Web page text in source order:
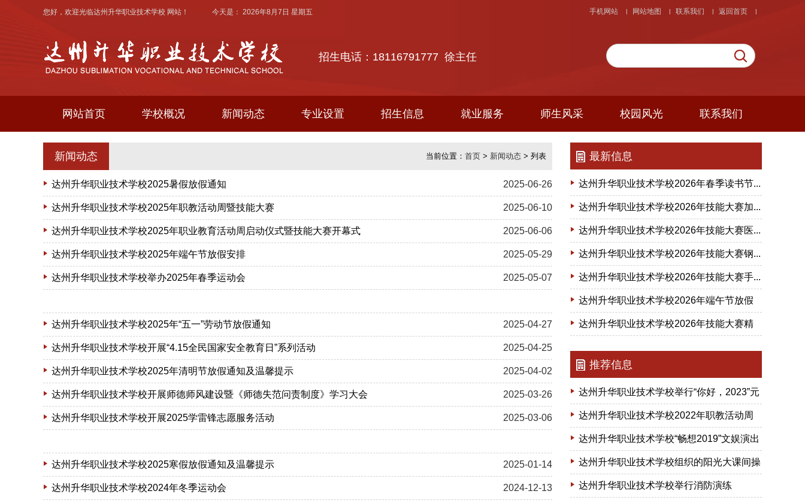
|
返回首页
|
联系我们
|
网站地图
|
手机网站
您好，欢迎光临达州升华职业技术学校 网站！ 今天是： 2026年8月7日 星期五
招生电话：18116791777 徐主任
网站首页 学校概况 新闻动态 专业设置 招生信息 就业服务 师生风采 校园风光 联系我们
新闻动态 当前位置： 首页 > 新闻动态 > 列表
2025-06-26
达州升华职业技术学校2025暑假放假通知
2025-06-10
达州升华职业技术学校2025年职教活动周暨技能大赛
2025-06-06
达州升华职业技术学校2025年职业教育活动周启动仪式暨技能大赛开幕式
2025-05-29
达州升华职业技术学校2025年端午节放假安排
2025-05-07
达州升华职业技术学校举办2025年春季运动会
2025-04-27
达州升华职业技术学校2025年“五一”劳动节放假通知
2025-04-25
达州升华职业技术学校开展“4.15全民国家安全教育日”系列活动
2025-04-02
达州升华职业技术学校2025年清明节放假通知及温馨提示
2025-03-26
达州升华职业技术学校开展师德师风建设暨《师德失范问责制度》学习大会
2025-03-06
达州升华职业技术学校开展2025学雷锋志愿服务活动
2025-01-14
达州升华职业技术学校2025寒假放假通知及温馨提示
2024-12-13
达州升华职业技术学校2024年冬季运动会
最新信息
达州升华职业技术学校2026年春季读书节...
达州升华职业技术学校2026年技能大赛加...
达州升华职业技术学校2026年技能大赛医...
达州升华职业技术学校2026年技能大赛钢...
达州升华职业技术学校2026年技能大赛手...
达州升华职业技术学校2026年端午节放假
通知
达州升华职业技术学校2026年技能大赛精
推荐信息
达州升华职业技术学校举行“你好，2023”元
旦文...
达州升华职业技术学校2022年职教活动周
暨第一届...
达州升华职业技术学校“畅想2019”文娱演出
剪影
达州升华职业技术学校组织的阳光大课间操
比赛
达州升华职业技术学校举行消防演练